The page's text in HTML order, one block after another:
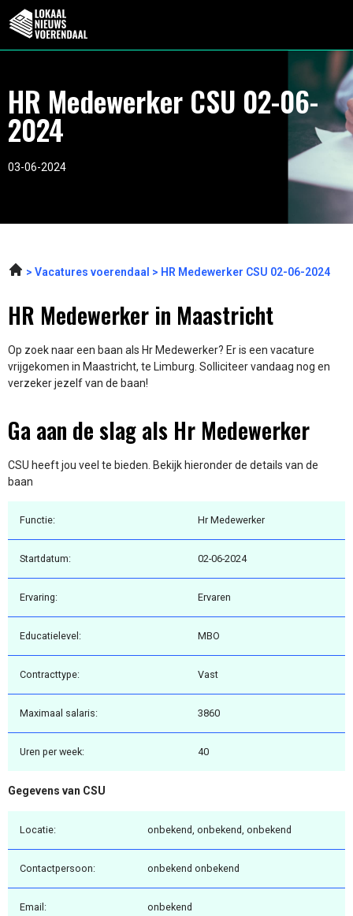
HR Medewerker CSU 02-06-
2024
03-06-2024
Vacatures voerendaal HR Medewerker CSU 02-06-2024
HR Medewerker in Maastricht
Op zoek naar een baan als Hr Medewerker? Er is een vacature
vrijgekomen in Maastricht, te Limburg. Solliciteer vandaag nog en
verzeker jezelf van de baan!
Ga aan de slag als Hr Medewerker
CSU heeft jou veel te bieden. Bekijk hieronder de details van de
baan
Functie: Hr Medewerker
Startdatum: 02-06-2024
Ervaring: Ervaren
Educatielevel: MBO
Contracttype: Vast
Maximaal salaris: 3860
Uren per week: 40
Gegevens van CSU
Locatie: onbekend, onbekend, onbekend
Contactpersoon: onbekend onbekend
Email: onbekend